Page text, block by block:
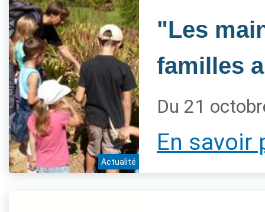
Actualité
"Les
familles
Du 21
En savoir